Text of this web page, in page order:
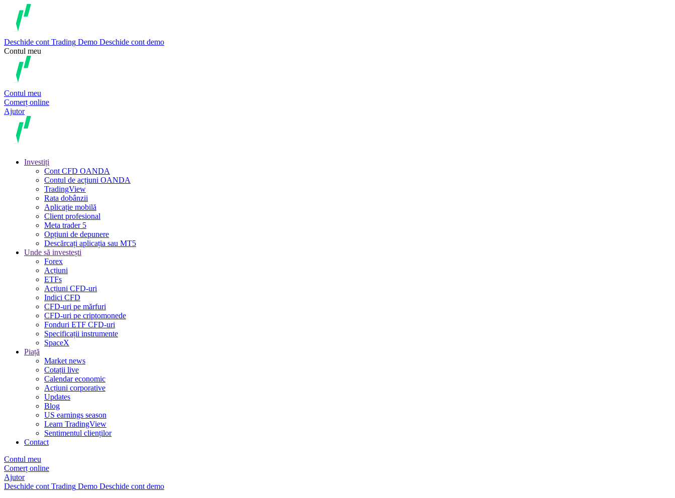
Deschide cont Trading Demo Deschide cont demo
Contul meu
Contul meu
Comerț online
Ajutor
Investiți
Cont CFD OANDA
Contul de acțiuni OANDA
TradingView
Rata dobânzii
Aplicație mobilă
Client profesional
Meta trader 5
Opțiuni de depunere
Descărcați aplicația sau MT5
Unde să investești
Forex
Acțiuni
ETFs
Acțiuni CFD-uri
Indici CFD
CFD-uri pe mărfuri
CFD-uri pe criptomonede
Fonduri ETF CFD-uri
Specificații instrumente
SpaceX
Piață
Market news
Cotații live
Calendar economic
Acțiuni corporative
Updates
Blog
US earnings season
Learn TradingView
Sentimentul clienților
Contact
Contul meu
Comerț online
Ajutor
Deschide cont Trading Demo Deschide cont demo